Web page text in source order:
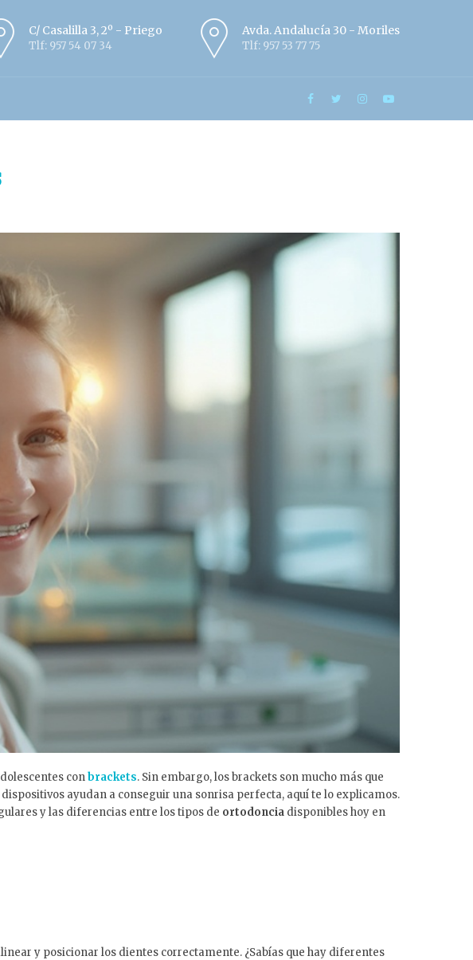
C/ Casalilla 3, 2º - Priego
Tlf: 957 54 07 34
Avda. Andalucía 30 - Moriles
Tlf: 957 53 77 75
conbrackets. Sin embargo, los brackets son mucho más que
ayudan a conseguir una sonrisa perfecta, aquí te lo explicamos.
y las diferencias entre los tipos de ortodoncia disponibles hoy en
y posicionar los dientes correctamente. ¿Sabías que hay diferentes